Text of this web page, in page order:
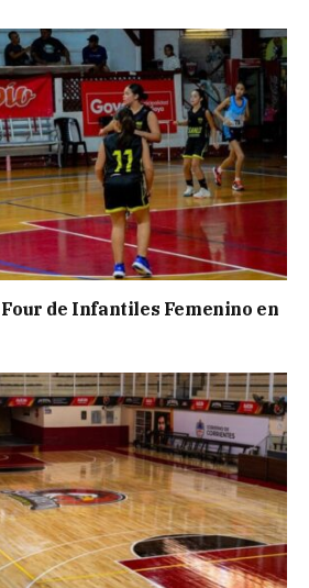
de Infantiles Femenino en